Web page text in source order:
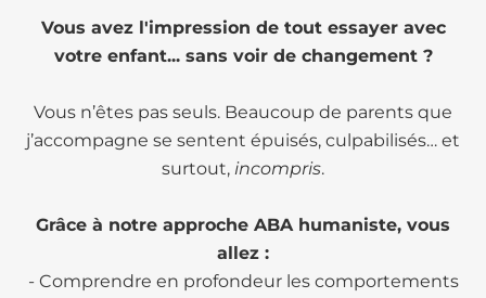
Vous avez l'impression de tout essayer avec
votre enfant... sans voir de changement ?
Vous n’êtes pas seuls. Beaucoup de parents que
j’accompagne se sentent épuisés, culpabilisés… et
surtout, incompris.
Grâce à notre approche ABA humaniste, vous
allez :
- Comprendre en profondeur les comportements